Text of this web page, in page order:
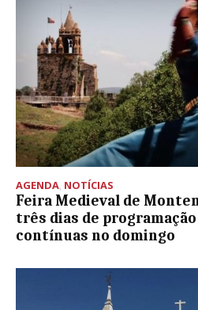
AGENDA, NOTÍCIAS
Feira Medieval de
três dias de
contínuas no domingo